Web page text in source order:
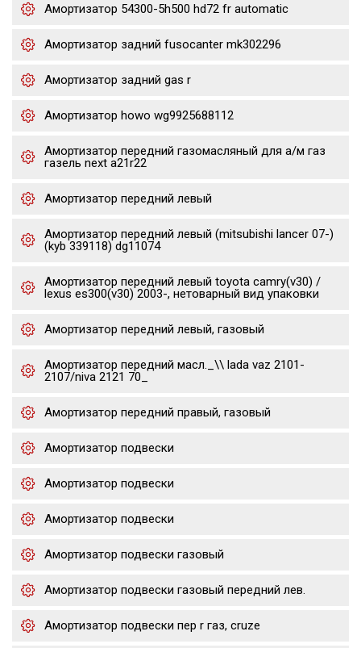
Амортизатор 54300-5h500 hd72 fr automatic
Амортизатор задний fusocanter mk302296
Амортизатор задний gas r
Амортизатор howo wg9925688112
Амортизатор передний газомасляный для а/м газ
газель next a21r22
Амортизатор передний левый
Амортизатор передний левый (mitsubishi lancer 07-)
(kyb 339118) dg11074
Амортизатор передний левый toyota camry(v30) /
lexus es300(v30) 2003-, нетоварный вид упаковки
Амортизатор передний левый, газовый
Амортизатор передний масл._\\ lada vaz 2101-
2107/niva 2121 70_
Амортизатор передний правый, газовый
Амортизатор подвески
Амортизатор подвески
Амортизатор подвески
Амортизатор подвески газовый
Амортизатор подвески газовый передний лев.
Амортизатор подвески пер r газ, cruze